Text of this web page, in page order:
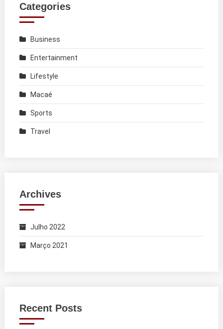
Categories
Business
Entertainment
Lifestyle
Macaé
Sports
Travel
Archives
Julho 2022
Março 2021
Recent Posts